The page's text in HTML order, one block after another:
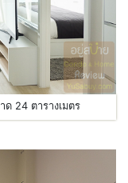
24 ตารางเมตร